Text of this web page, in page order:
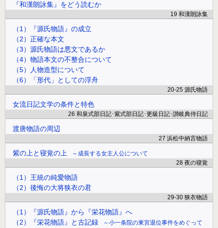
『和漢朗詠集』をどう読むか
19 和漢朗詠集
（1）『源氏物語』の成立
（2）正確な本文
（3）源氏物語は悪文であるか
（4）物語本文の不整合について
（5）人物造型について
（6）「形代」としての浮舟
20-25 源氏物語
女流日記文学の条件と特色
26 和泉式部日記･紫式部日記･更級日記･讃岐典侍日記
渡唐物語の周辺
27 浜松中納言物語
紫の上と寝覚の上
成長する女主人公について
28 夜の寝覚
（1）王統の純愛物語
（2）後悔の大将狭衣の君
29-30 狭衣物語
（1）『源氏物語』から『栄花物語』へ
（2）『栄花物語』と古記録
小一条院の東宮退位事件をめぐって